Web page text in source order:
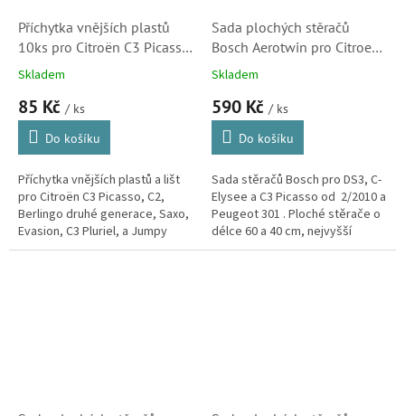
Příchytka vnějších plastů
10ks pro Citroën C3 Picasso,
Berlingo, Saxo a Jumpy
Skladem
85 Kč / ks
Do košíku
Příchytka vnějších plastů a lišt
pro Citroën C3 Picasso, C2,
Berlingo druhé generace, Saxo,
Evasion, C3 Pluriel, a Jumpy
první a druhé generace.
Sada plochých stěračů
Bosch Aerotwin pro Citroen
C-Elysée, DS3 a C3 Picasso
A116S)
Skladem
590 Kč / ks
Do košíku
Sada stěračů Bosch pro DS3, C-
Elysee a C3 Picasso od 2/2010 a
Peugeot 301 . Ploché stěrače o
délce 60 a 40 cm, nejvyšší
kvality.